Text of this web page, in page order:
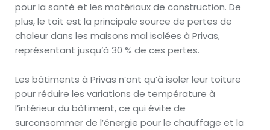
pour la santé et les matériaux de construction. De
plus, le toit est la principale source de pertes de
chaleur dans les maisons mal isolées à Privas,
représentant jusqu’à 30 % de ces pertes.
Les bâtiments à Privas n’ont qu’à isoler leur toiture
pour réduire les variations de température à
l’intérieur du bâtiment, ce qui évite de
surconsommer de l’énergie pour le chauffage et la